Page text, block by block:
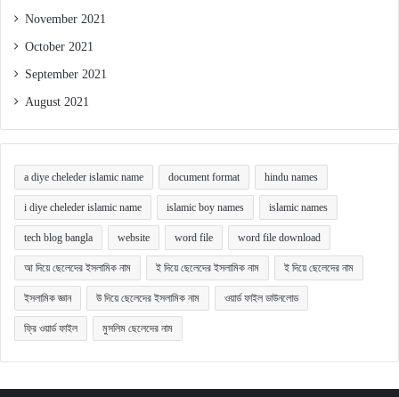
November 2021
October 2021
September 2021
August 2021
a diye cheleder islamic name document format hindu names
i diye cheleder islamic name islamic boy names islamic names
tech blog bangla website word file word file download
আ দিয়ে ছেলেদের ইসলামিক নাম ই দিয়ে ছেলেদের ইসলামিক নাম ই দিয়ে ছেলেদের নাম
ইসলামিক জ্ঞান উ দিয়ে ছেলেদের ইসলামিক নাম ওয়ার্ড ফাইল ডাউনলোড
ফ্রি ওয়ার্ড ফাইল মুসলিম ছেলেদের নাম